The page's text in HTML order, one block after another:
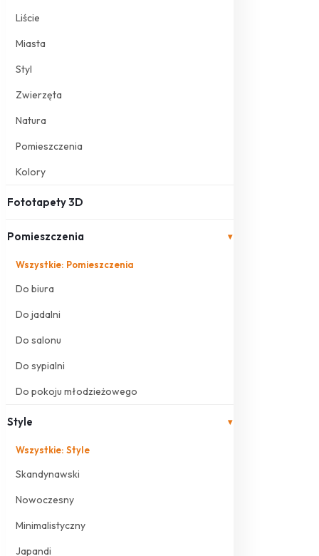
Liście
Miasta
Styl
Zwierzęta
Natura
Pomieszczenia
Kolory
Fototapety 3D
Pomieszczenia ▾
Wszystkie: Pomieszczenia
Do biura
Do jadalni
Do salonu
Do sypialni
Do pokoju młodzieżowego
Style ▾
Wszystkie: Style
Skandynawski
Nowoczesny
Minimalistyczny
Japandi